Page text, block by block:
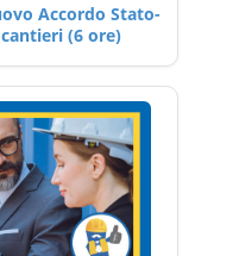
Accordo Stato-
(6 ore)